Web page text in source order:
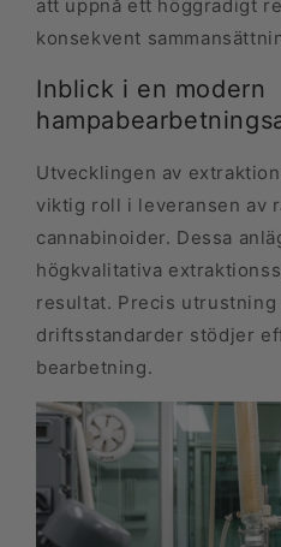
att uppnå ett höggradigt
konsekvent
Inblick i en modern
Utvecklingen av
viktig roll i leveransen av
cannabinoider. Dessa
högkvalitativa
resultat. Precis
driftsstandarder stödjer
bearbetning.